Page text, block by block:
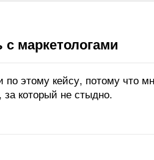
с маркетологами
этому кейсу, потому что
который не стыдно.